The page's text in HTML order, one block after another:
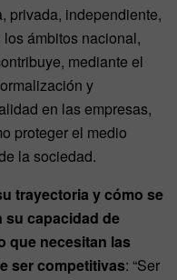
privada, independiente,
ámbitos nacional,
mediante el
y
en las empresas,
proteger el medio
la sociedad.
trayectoria y cómo se
su capacidad de
que necesitan las
ser competitivas: “Ser